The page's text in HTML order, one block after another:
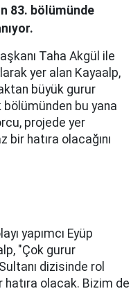
83. bölümünde
Taha Akgül ile
yer alan Kayaalp,
büyük gurur
bu yana
projede yer
hatıra olacağını
yapımcı Eyüp
"Çok gurur
dizisinde rol
olacak. Bizim de